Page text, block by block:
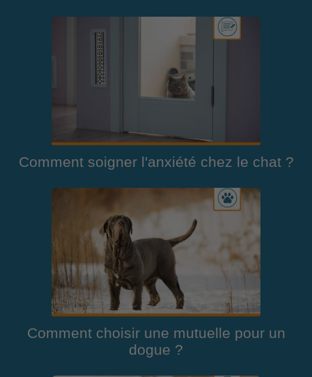
Comment soigner l'anxiété chez le chat ?
Comment choisir une mutuelle pour un
dogue ?